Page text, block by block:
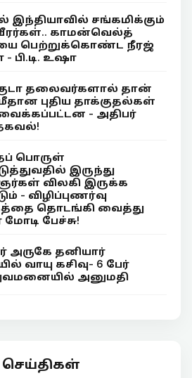
இந்தியாவில் சங்கமிக்கும்
காமன்வெல்த்
பெற்றுக்கொண்ட நீரஜ்
பி.டி. உஷா
தலைவர்களால் தான்
புதிய தாக்குதல்கள்
- அதிபர்
தகவல்!
பொருள்
இருந்து
விலகி இருக்க
- விழிப்புணர்வு
தொடங்கி வைத்து
மோடி பேச்சு!
அருகே தனியார்
வாயு கசிவு- 6 பேர்
அனுமதி
செய்திகள்